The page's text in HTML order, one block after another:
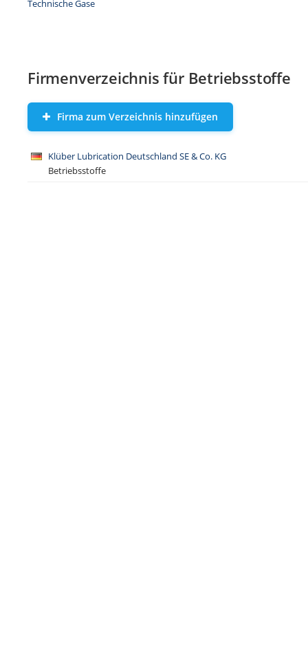
Technische Gase
Firmenverzeichnis für Betriebsstoffe
Firma zum Verzeichnis hinzufügen
Klüber Lubrication Deutschland SE & Co. KG
Betriebsstoffe